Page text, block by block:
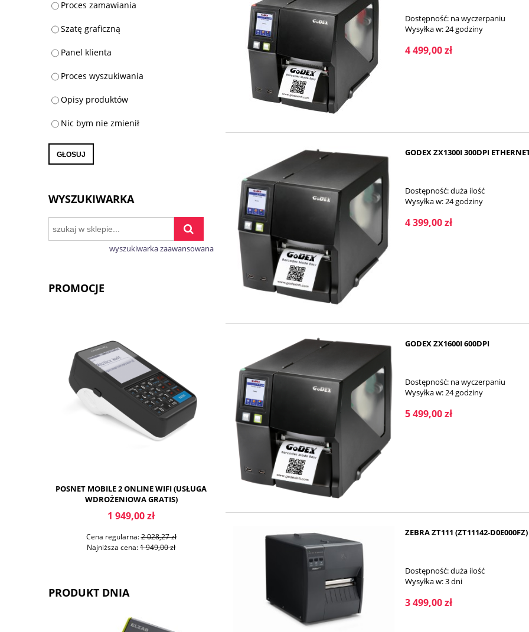
Proces zamawiania
Szatę graficzną
Panel klienta
Proces wyszukiwania
Opisy produktów
Nic bym nie zmienił
GŁOSUJ
WYSZUKIWARKA
wyszukiwarka zaawansowana
PROMOCJE
POSNET MOBILE 2 ONLINE WIFI (USŁUGA
WDROŻENIOWA GRATIS)
1 949,00 zł
Cena regularna:2 028,27 zł
Najniższa cena:1 949,00 zł
ORYGINALNY PILOT SAMSUNG BN59-
169,99 zł
Cena regularna:183,50 zł
Najniższa cena:169,99 zł
DO KOSZYKA
1 399,00 zł
Cena regularna: 1 659,00 zł
PRODUKT DNIA
Dostępność: na wyczerpaniu
Wysyłka w:24 godziny
4 499,00 zł
GODEX ZX1300I 300DPI
Dostępność:duża ilość
Wysyłka w:24 godziny
4 399,00 zł
GODEX ZX1600I 600DPI
Dostępność: na wyczerpaniu
Wysyłka w:24 godziny
5 499,00 zł
ZEBRA ZT111 (ZT11142-D0E000FZ)
Dostępność:duża ilość
Wysyłka w:3 dni
3 499,00 zł